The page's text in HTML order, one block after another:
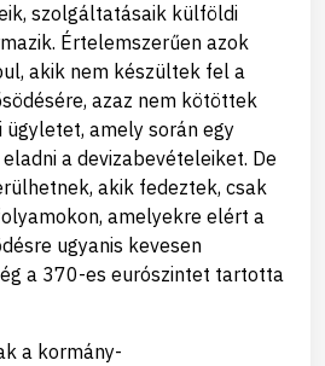
szolgáltatásaik külföldi
Értelemszerűen azok
akik nem készültek fel a
azaz nem kötöttek
amely során egy
a devizabevételeiket. De
akik fedeztek, csak
amelyekre elért a
ugyanis kevesen
a 370-es eurószintet tartotta
a kormány-